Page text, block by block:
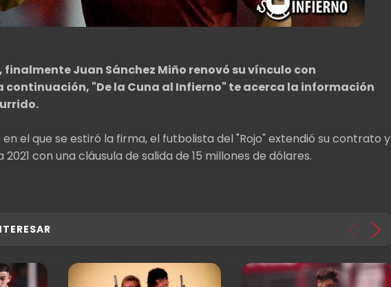
finalmente Juan Sánchez Miño renovó su vínculo con
continuación, "De la Cuna al Infierno" te acerca la información
el que se estiró la firma, el futbolista del "Rojo" extendió su contrato y
con una cláusula de salida de 15 millones de dólares.